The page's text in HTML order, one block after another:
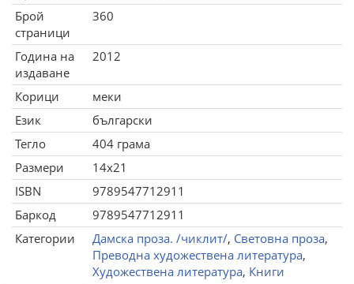
Брой
страници
360
Година на
издаване
2012
Корици
меки
Език
български
Тегло
404 грама
Размери
14x21
ISBN
9789547712911
Баркод
9789547712911
Категории
Дамска проза. /чиклит/, Световна проза,
Преводна художествена литература,
Художествена литература, Книги